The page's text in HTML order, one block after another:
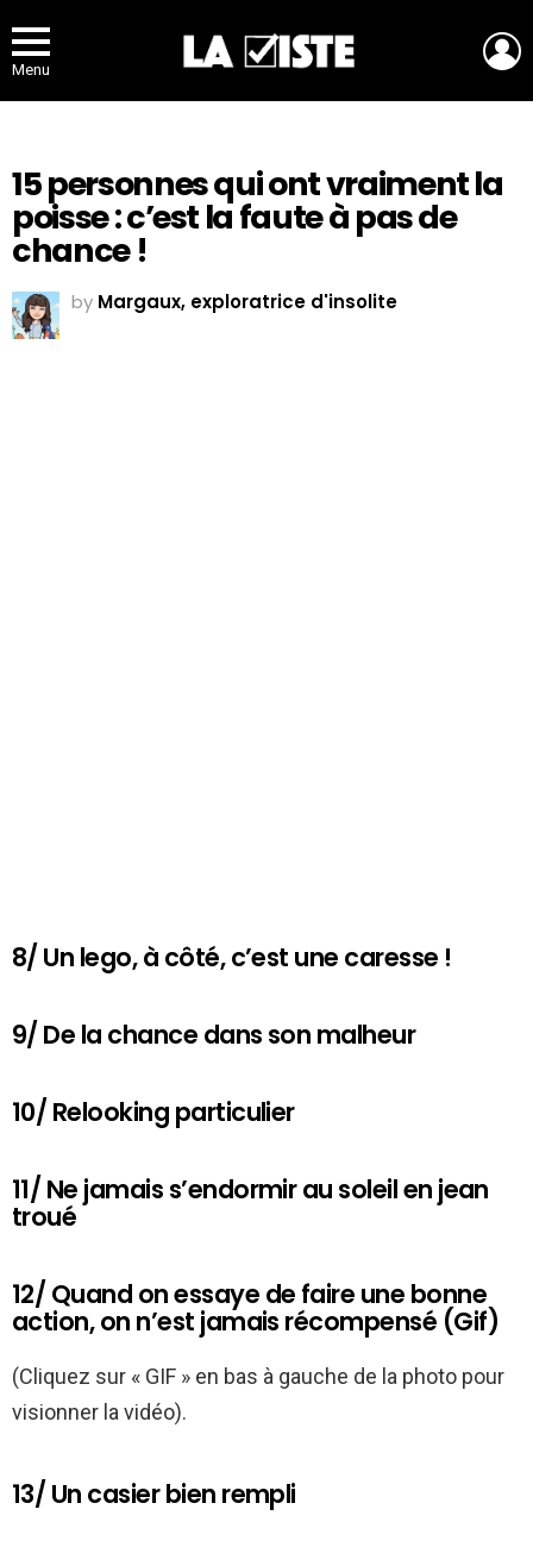
Menu
15 personnes qui ont vraiment la
poisse : c’est la faute à pas de
chance !
by Margaux, exploratrice d'insolite
8/ Un lego, à côté, c’est une caresse !
9/ De la chance dans son malheur
10/ Relooking particulier
11/ Ne jamais s’endormir au soleil en jean
troué
12/ Quand on essaye de faire une bonne
action, on n’est jamais récompensé (Gif)
(Cliquez sur « GIF » en bas à gauche de la photo pour
visionner la vidéo).
13/ Un casier bien rempli